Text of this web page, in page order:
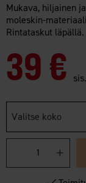
Mukava, hiljainen
moleskin-
Rintataskut läpällä.
39 €
Valitse koko